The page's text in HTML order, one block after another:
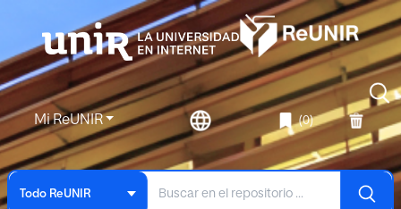
Mi ReUNIR (0)
Todo ReUNIR